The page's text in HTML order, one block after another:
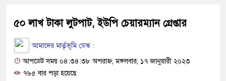
৫০ লাখ টাকা লুটপাট, ইউপি চেয়ারম্যান গ্রেপ্তার
আমাদের মার্তৃভূমি ডেস্ক :
আপডেট সময় ০৪:৩৪:৩৮ অপরাহ্ন, মঙ্গলবার, ১৭ জানুয়ারী ২০২৩
৭৬৫ বার পড়া হয়েছে